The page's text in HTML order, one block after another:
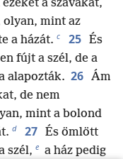
a szavakat,
olyan, mint az
a házát. c 25 És
fújt a szél, de a
alapozták. 26 Ám
de nem
mint a bolond
d 27 És ömlött
szél, e a ház pedig